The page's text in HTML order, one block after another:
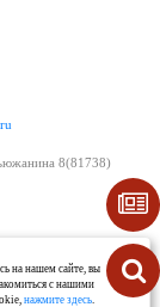
8(81738)
данных
на нашем сайте, вы
с нашими
нажмите здесь.